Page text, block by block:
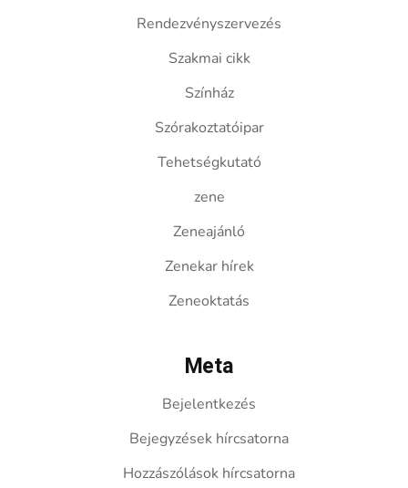
Rendezvényszervezés
Szakmai cikk
Színház
Szórakoztatóipar
Tehetségkutató
zene
Zeneajánló
Zenekar hírek
Zeneoktatás
Meta
Bejelentkezés
Bejegyzések hírcsatorna
Hozzászólások hírcsatorna